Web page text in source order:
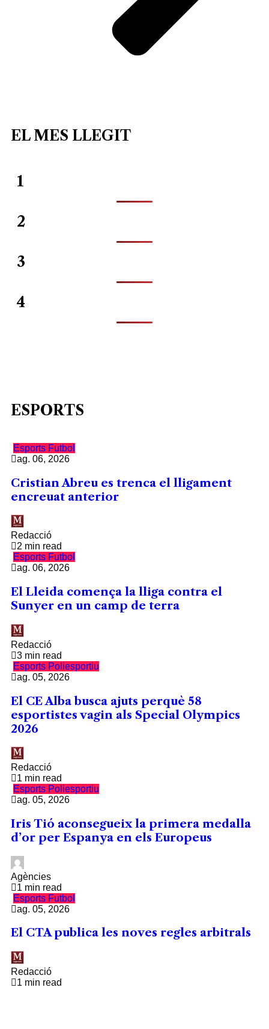
EL MES LLEGIT
1
2
3
4
ESPORTS
Esports Futbol
ag. 06, 2026
Cristian Abreu es trenca el lligament
encreuat anterior
Redacció
2 min read
Esports Futbol
ag. 06, 2026
El Lleida comença la lliga contra el
Sunyer en un camp de terra
Redacció
3 min read
Esports Poliesportiu
ag. 05, 2026
El CE Alba busca ajuts perquè 58
esportistes vagin als Special Olympics
2026
Redacció
1 min read
Esports Poliesportiu
ag. 05, 2026
Iris Tió aconsegueix la primera medalla
d’or per Espanya en els Europeus
Agències
1 min read
Esports Futbol
ag. 05, 2026
El CTA publica les noves regles arbitrals
Redacció
1 min read